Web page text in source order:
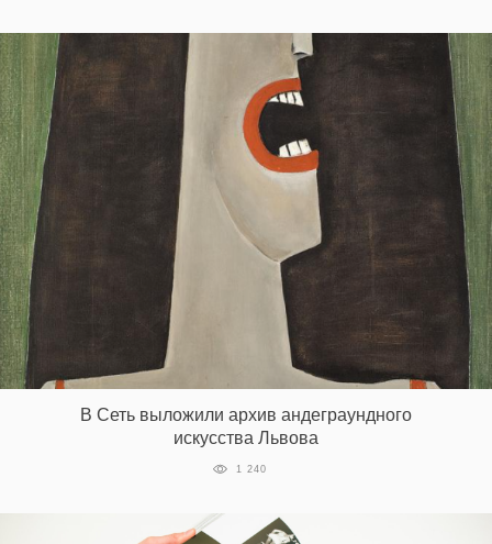
В Сеть выложили архив андеграундного
искусства Львова
1 240